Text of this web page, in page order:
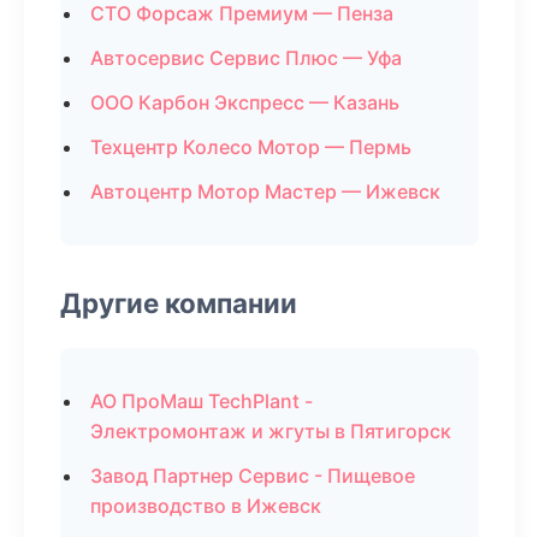
СТО Форсаж Премиум — Пенза
Автосервис Сервис Плюс — Уфа
ООО Карбон Экспресс — Казань
Техцентр Колесо Мотор — Пермь
Автоцентр Мотор Мастер — Ижевск
Другие компании
АО ПроМаш TechPlant -
Электромонтаж и жгуты в Пятигорск
Завод Партнер Сервис - Пищевое
производство в Ижевск